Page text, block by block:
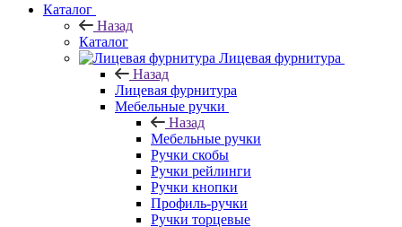
Каталог
Назад
Каталог
Лицевая фурнитура
Назад
Лицевая фурнитура
Мебельные ручки
Назад
Мебельные ручки
Ручки скобы
Ручки рейлинги
Ручки кнопки
Профиль-ручки
Ручки торцевые